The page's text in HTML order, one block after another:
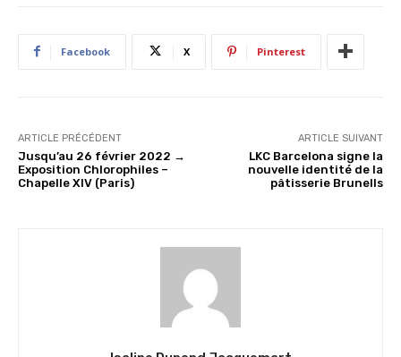
Facebook X Pinterest
ARTICLE PRÉCÉDENT
Jusqu’au 26 février 2022 →
Exposition Chlorophiles –
Chapelle XIV (Paris)
ARTICLE SUIVANT
LKC Barcelona signe la
nouvelle identité de la
pâtisserie Brunells